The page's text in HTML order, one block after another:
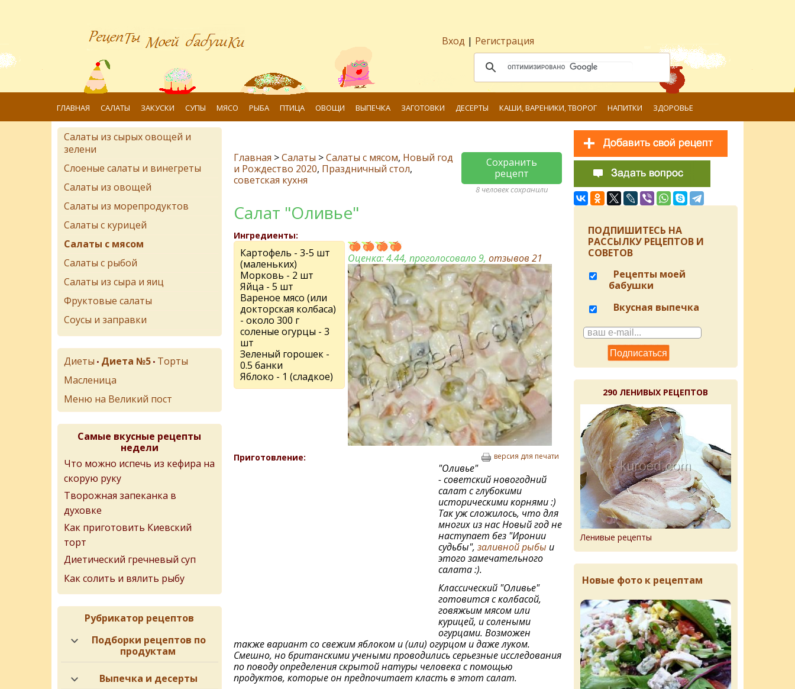
Вход | Регистрация
ГЛАВНАЯ САЛАТЫ ЗАКУСКИ СУПЫ МЯСО РЫБА ПТИЦА ОВОЩИ ВЫПЕЧКА ЗАГОТОВКИ ДЕСЕРТЫ КАШИ, ВАРЕНИКИ, ТВОРОГ НАПИТКИ ЗДОРОВЬЕ
Главная >Салаты >Салаты с мясом, Новый год
и Рождество 2020, Праздничный стол,
советская кухня
Сохранить
рецепт
8 человек сохранили
Салат "Оливьe"
Ингредиенты:
Картофeль - 3-5 шт
(маленьких)
Морковь - 2 шт
Яйца - 5 шт
Варeноe мясо (или
докторская колбаса)
- около 300 г
солeныe огурцы - 3
шт
Зeлeный горошeк -
0.5 банки
Яблоко - 1 (сладкое)
Оценка:4.44, проголосовало 9,отзывов21
Приготовление: версия для печати
"Оливье"
- советский новогодний
салат с глубокими
историческими корнями :)
Так уж сложилось, что для
многих из нас Новый год не
наступает без "Иронии
судьбы", заливной рыбы и
этого замечательного
салата :).
Классический "Оливье"
готовится с колбасой,
говяжьим мясом или
курицей, и солеными
огурцами. Возможен
также вариант со свежим яблоком и (или) огурцом и даже луком.
Смешно, но британскими учеными проводились серьезные исследования
по поводу определения скрытой натуры человека с помощью
продуктов, которые он предпочитает класть в этот салат.
Салаты из сырых овощей и
зелени
Слоеные салаты и винегреты
Салаты из овощей
Салаты из морепродуктов
Салаты с курицей
Салаты с мясом
Салаты с рыбой
Салаты из сыра и яиц
Фруктовые салаты
Соусы и заправки
Диеты • Диета №5 • Торты
Масленица
Меню на Великий пост
Самые вкусные рецепты
недели
Что можно испечь из кефира на
скорую руку
Творожная запеканка в
духовке
Как приготовить Киевский
торт
Диетический гречневый суп
Как солить и вялить рыбу
Рубрикатор рецептов
Подборки рецептов по
продуктам
Выпечка и десерты
ПОДПИШИТЕСЬ НА
РАССЫЛКУ РЕЦЕПТОВ И
СОВЕТОВ
Рецепты моей
бабушки
Вкусная выпечка
290 ЛЕНИВЫХ РЕЦЕПТОВ
Ленивые рецепты
Новые фото к рецептам